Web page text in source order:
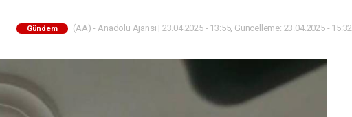
Gündem (AA) - Anadolu Ajansı | 23.04.2025 - 13:55, Güncelleme: 23.04.2025 - 15:32